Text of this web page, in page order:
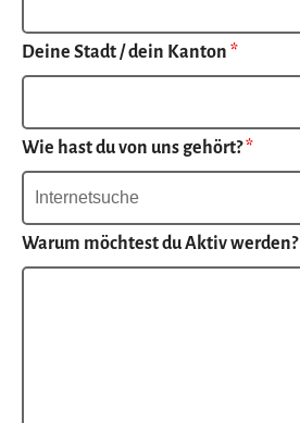
Deine Stadt / dein Kanton *
Wie hast du von uns gehört?*
Warum möchtest du Aktiv werden?